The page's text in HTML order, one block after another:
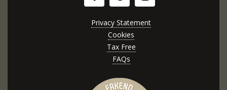
Privacy Statement
Cookies
Tax Free
FAQs